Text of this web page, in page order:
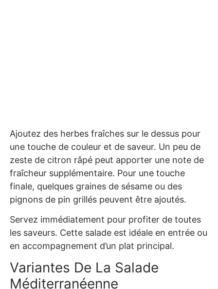
Ajoutez des herbes fraîches sur le dessus pour
une touche de couleur et de saveur. Un peu de
zeste de citron râpé peut apporter une note de
fraîcheur supplémentaire. Pour une touche
finale, quelques graines de sésame ou des
pignons de pin grillés peuvent être ajoutés.
Servez immédiatement pour profiter de toutes
les saveurs. Cette salade est idéale en entrée ou
en accompagnement d’un plat principal.
Variantes De La Salade
Méditerranéenne